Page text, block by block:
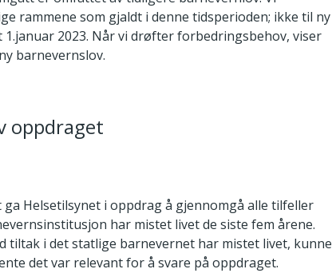
rammene som gjaldt i denne tidsperioden; ikke til ny
2023. Når vi drøfter forbedringsbehov, viser
barnevernslov.
oppdraget
Helsetilsynet i oppdrag å gjennomgå alle tilfeller
har mistet livet de siste fem årene.
tiltak i det statlige barnevernet har mistet livet, kunne
det var relevant for å svare på oppdraget.